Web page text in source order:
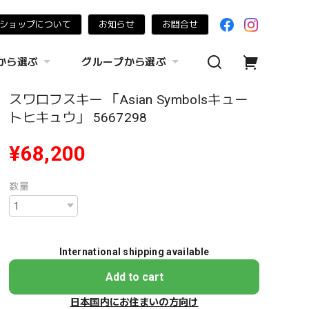
ョップについて お知らせ お問合せ
ら選ぶ グループから選ぶ
スワロフスキー 「Asian Symbolsキュー
トヒキュウ」 5667298
¥68,200
数量
International shipping available
Add to cart
日本国内にお住まいの方向け